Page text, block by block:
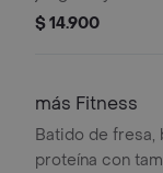
elección..
$ 14.900
más Fitness
Batido de fresa,
proteína con